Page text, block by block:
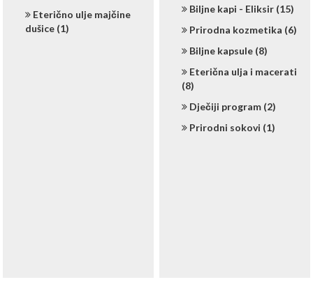
Eterično ulje majčine
dušice (1)
Biljne kapi - Eliksir (15)
Prirodna kozmetika (6)
Biljne kapsule (8)
Eterična ulja i macerati
(8)
Dječiji program (2)
Prirodni sokovi (1)